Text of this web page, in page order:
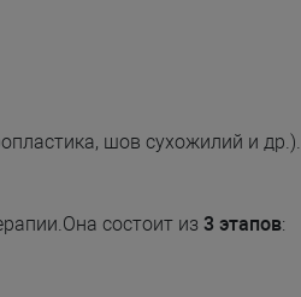
шов сухожилий и др.).
состоит из 3 этапов: